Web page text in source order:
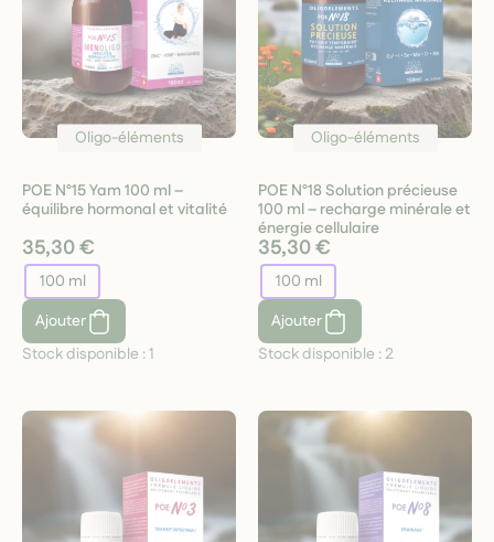
Oligo-éléments
POE N°15 Yam 100 ml –
équilibre hormonal et vitalité
35,30 €
100 ml
Ajouter
Stock disponible :1
Oligo-éléments
POE N°18 Solution précieuse
100 ml – recharge minérale et
énergie cellulaire
35,30 €
100 ml
Ajouter
Stock disponible : 2